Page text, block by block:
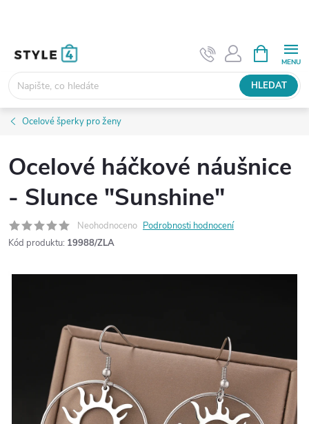
HLEDAT
NÁKUPNÍ
KOŠÍK
Ocelové šperky pro ženy
Ocelové háčkové náušnice
- Slunce "Sunshine"
Neohodnoceno Podrobnosti hodnocení
Kód produktu: 19988/ZLA